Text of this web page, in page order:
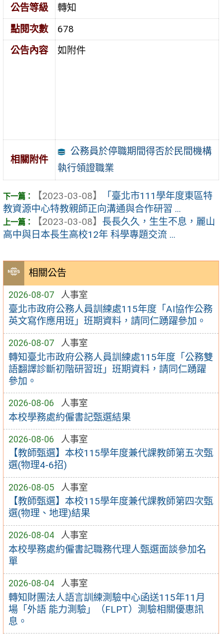
相關公告
2026-08-07 人事室
臺北市政府公務人員訓練處115年度「AI協作公務
英文寫作應用班」班期資料，請同仁踴躍參加。
2026-08-07 人事室
轉知臺北市政府公務人員訓練處115年度「公務雙
語翻譯診斷初階研習班」班期資料，請同仁踴躍
參加。
2026-08-06 人事室
本校學務處約僱書記甄選結果
2026-08-06 人事室
【教師甄選】本校115學年度兼代課教師第五次甄
選(物理4-6招)
2026-08-05 人事室
【教師甄選】本校115學年度兼代課教師第四次甄
選(物理、地理)結果
2026-08-04 人事室
本校學務處約僱書記職務代理人甄選面談參加名
單
2026-08-04 人事室
轉知財團法人語言訓練測驗中心函送115年11月
場「外語 能力測驗」（FLPT）測驗相關優惠訊
息。
公告等級
轉知
點閱次數
678
公告內容
如附件
相關附件
公務員於停職期間得否於民間機構
執行領證職業
【2023-03-08】
「臺北市111學年度東區特
教資源中心特教親師正向溝通與合作研習 ...
【2023-03-08】 長長久久，生生不息，麗山
高中與日本長生高校12年 科學專題交流 ...